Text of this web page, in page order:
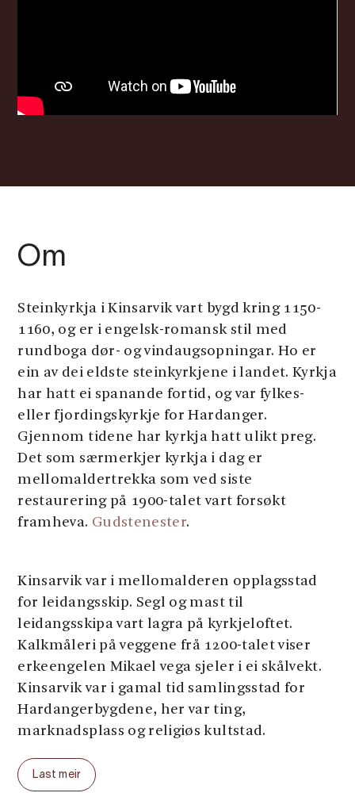
Om
Steinkyrkja i Kinsarvik vart bygd kring 1150-
1160, og er i engelsk-romansk stil med
rundboga dør- og vindaugsopningar. Ho er
ein av dei eldste steinkyrkjene i landet. Kyrkja
har hatt ei spanande fortid, og var fylkes-
eller fjordingskyrkje for Hardanger.
Gjennom tidene har kyrkja hatt ulikt preg.
Det som særmerkjer kyrkja i dag er
mellomaldertrekka som ved siste
restaurering på 1900-talet vart forsøkt
framheva. Gudstenester.
Kinsarvik var i mellomalderen opplagsstad
for leidangsskip. Segl og mast til
leidangsskipa vart lagra på kyrkjeloftet.
Kalkmåleri på veggene frå 1200-talet viser
erkeengelen Mikael vega sjeler i ei skålvekt.
Kinsarvik var i gamal tid samlingsstad for
Hardangerbygdene, her var ting,
marknadsplass og religiøs kultstad.
Last meir